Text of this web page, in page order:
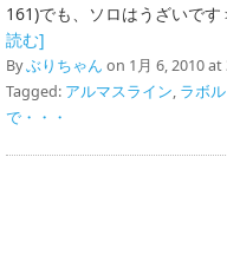
161)でも、ソロはうざいで
読む]
Byぶりちゃん on 1月 6, 2010 at
Tagged: アルマスライン, ラボ
で・・・